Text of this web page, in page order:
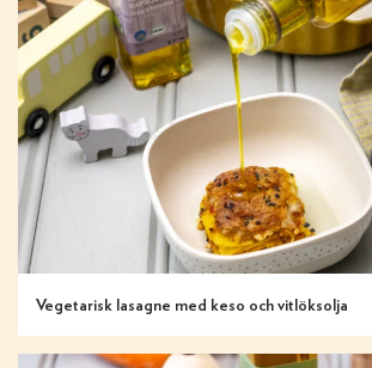
Vegetarisk lasagne med keso och vitlöksolja